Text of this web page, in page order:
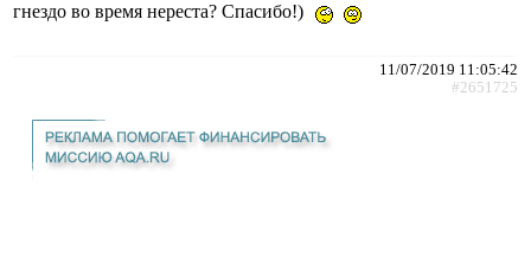
гнездо во время нереста? Спасибо!)
11/07/2019 11:05:42
#2651725